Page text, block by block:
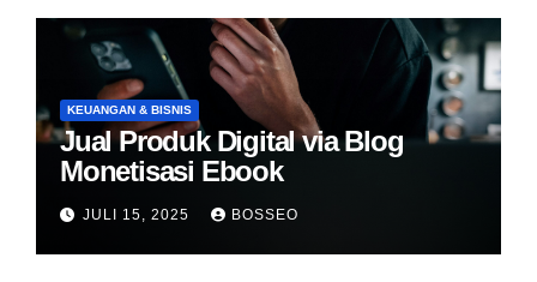
KEUANGAN & BISNIS
Jual Produk Digital via Blog
Monetisasi Ebook
JULI 15, 2025 BOSSEO